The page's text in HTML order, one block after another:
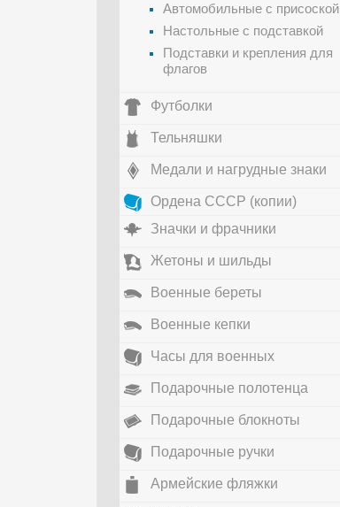
Автомобильные с присоской
Настольные с подставкой
Подставки и крепления для
флагов
Футболки
Тельняшки
Медали и нагрудные знаки
Ордена СССР (копии)
Значки и фрачники
Жетоны и шильды
Военные береты
Военные кепки
Часы для военных
Подарочные полотенца
Подарочные блокноты
Подарочные ручки
Армейские фляжки